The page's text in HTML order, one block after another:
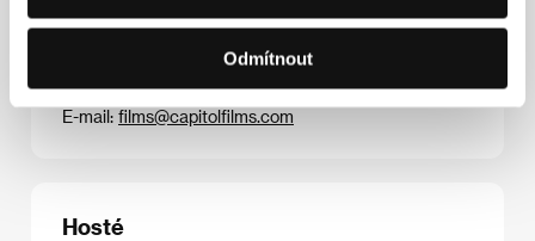
Odmítnout
, W2 1LA, London
Tel: +44 207 298 6200
Fax: +44 207 298 6201
E-mail: films@capitolfilms.com
Hosté